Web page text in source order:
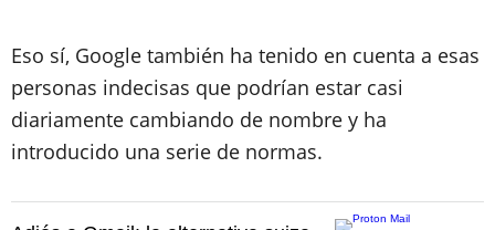
Eso sí, Google también ha tenido en cuenta a esas
personas indecisas que podrían estar casi
diariamente cambiando de nombre y ha
introducido una serie de normas.